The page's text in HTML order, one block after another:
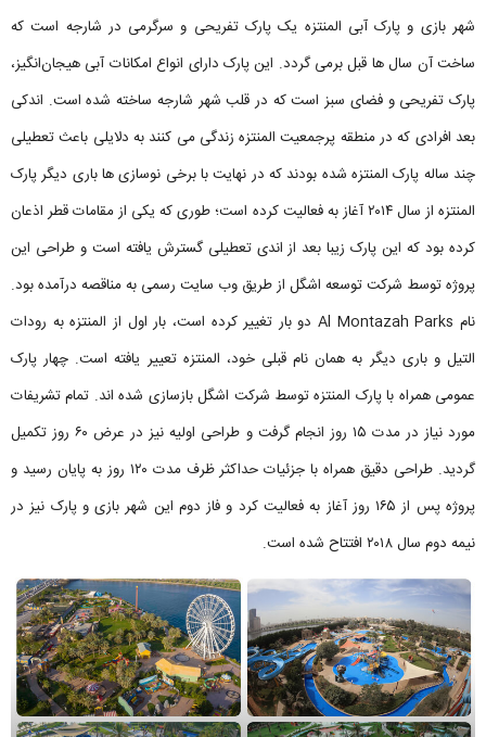
شهر بازی و پارک آبی المنتزه یک پارک تفریحی و سرگرمی در شارجه است که
ساخت آن سال ها قبل برمی گردد. این پارک دارای انواع امکانات آبی هیجان‌انگیز،
پارک تفریحی و فضای سبز است که در قلب شهر شارجه ساخته شده است. اندکی
بعد افرادی که در منطقه پرجمعیت المنتزه زندگی می کنند به دلایلی باعث تعطیلی
چند ساله پارک المنتزه شده بودند که در نهایت با برخی نوسازی ها باری دیگر پارک
المنتزه از سال ۲۰۱۴ آغاز به فعالیت کرده است؛ طوری که یکی از مقامات قطر اذعان
کرده بود که این پارک زیبا بعد از اندی تعطیلی گسترش یافته است و طراحی این
پروژه توسط شرکت توسعه اشگل از طریق وب سایت رسمی به مناقصه درآمده بود.
نام Al Montazah Parks دو بار تغییر کرده است، بار اول از المنتزه به رودات
التیل و باری دیگر به همان نام قبلی خود، المنتزه تعییر یافته است. چهار پارک
عمومی همراه با پارک المنتزه توسط شرکت اشگل بازسازی شده اند. تمام تشریفات
مورد نیاز در مدت ۱۵ روز انجام گرفت و طراحی اولیه نیز در عرض ۶۰ روز تکمیل
گردید. طراحی دقیق همراه با جزئیات حداکثر ظرف مدت ۱۲۰ روز به پایان رسید و
پروژه پس از ۱۶۵ روز آغاز به فعالیت کرد و فاز دوم این شهر بازی و پارک نیز در
نیمه دوم سال ۲۰۱۸ افتتاح شده است.